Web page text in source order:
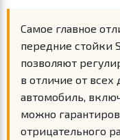
Самое главное
передние стойки
позволяют
в отличие от
автомобиль,
можно
отрицательного